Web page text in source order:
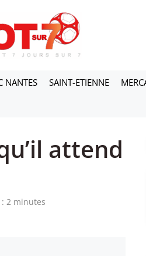
NANTES SAINT-ETIENNE
attend
2 minutes